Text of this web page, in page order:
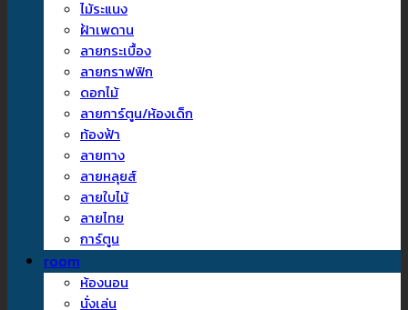
ไม้ระแนง
ฝ้าเพดาน
ลายกระเบื้อง
ลายกราฟฟิก
ดอกไม้
ลายการ์ตูน/ห้องเด็ก
ท้องฟ้า
ลายทาง
ลายหลุยส์
ลายใบไม้
ลายไทย
การ์ตูน
room
ห้องนอน
นั่งเล่น